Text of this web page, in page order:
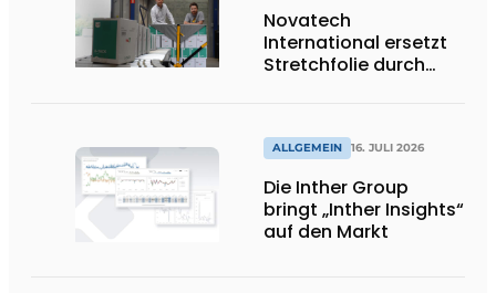
Novatech
International ersetzt
Stretchfolie durch
return2sender
ALLGEMEIN 16. JULI 2026
Die Inther Group
bringt „Inther Insights“
auf den Markt